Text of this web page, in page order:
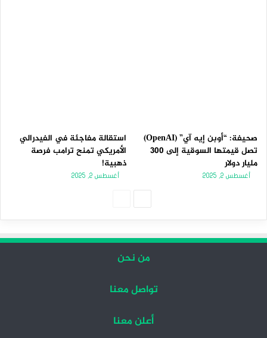
صحيفة: “أوبن إيه آي” (OpenAI)
تصل قيمتها السوقية إلى 300
مليار دولار
أغسطس 2, 2025
استقالة مفاجئة في الفيدرالي
الأمريكي تمنح ترامب فرصة
ذهبية!
أغسطس 2, 2025
من نحن
تواصل معنا
أعلن معنا